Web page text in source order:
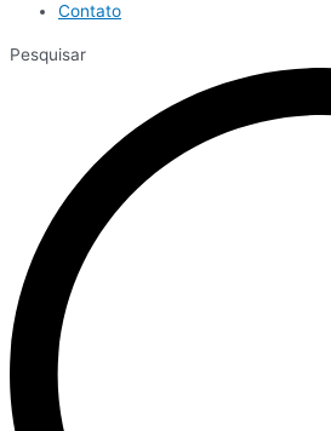
Contato
Pesquisar